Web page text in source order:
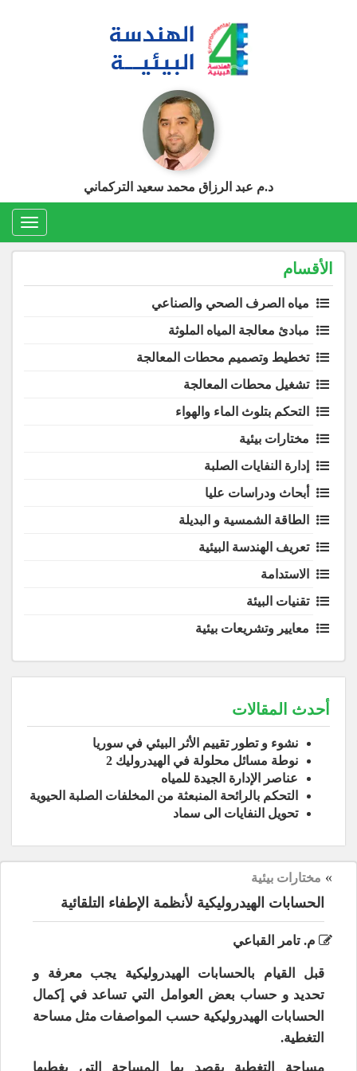
د.م عبد الرزاق محمد سعيد التركماني
الأقسام
مياه الصرف الصحي والصناعي
مبادئ معالجة المياه الملوثة
تخطيط وتصميم محطات المعالجة
تشغيل محطات المعالجة
التحكم بتلوث الماء والهواء
مختارات بيئية
إدارة النفايات الصلبة
أبحاث ودراسات عليا
الطاقة الشمسية و البديلة
تعريف الهندسة البيئية
الاستدامة
تقنيات البيئة
معايير وتشريعات بيئية
أحدث المقالات
نشوء و تطور تقييم الأثر البيئي في سوريا
نوطة مسائل محلولة في الهيدروليك 2
عناصر الإدارة الجيدة للمياه
التحكم بالرائحة المنبعثة من المخلفات الصلبة الحيوية
تحويل النفايات الى سماد
» مختارات بيئية
الحسابات الهيدروليكية لأنظمة الإطفاء التلقائية
م. تامر القباعي
قبل القيام بالحسابات الهيدروليكية يجب معرفة و
تحديد و حساب بعض العوامل التي تساعد في إكمال
الحسابات الهيدروليكية حسب المواصفات مثل مساحة
التغطية.
مساحة التغطية يقصد بها المساحة التي يغطيها